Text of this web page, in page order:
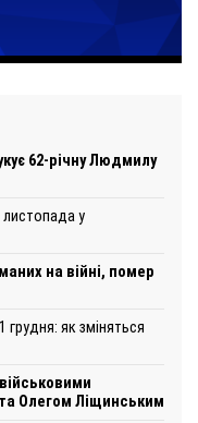
62-річну Людмилу
листопада у
на війні, помер
грудня: як зміняться
Олегом Ліщинським